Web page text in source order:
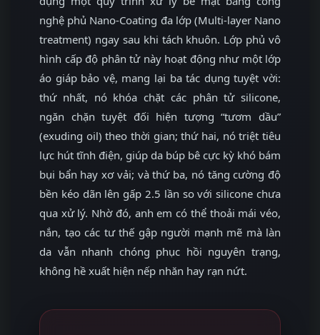
nghệ phủ Nano-Coating đa lớp (Multi-layer Nano
treatment) ngay sau khi tách khuôn. Lớp phủ vô
hình cấp độ phân tử này hoạt động như một lớp
áo giáp bảo vệ, mang lại ba tác dụng tuyệt vời:
thứ nhất, nó khóa chặt các phân tử silicone,
ngăn chặn tuyệt đối hiện tượng “tươm dầu”
(exuding oil) theo thời gian; thứ hai, nó triệt tiêu
lực hút tĩnh điện, giúp da búp bê cực kỳ khó bám
bụi bẩn hay xơ vải; và thứ ba, nó tăng cường độ
bền kéo dãn lên gấp 2.5 lần so với silicone chưa
qua xử lý. Nhờ đó, anh em có thể thoải mái véo,
nắn, tạo các tư thế gập người mạnh mẽ mà làn
da vẫn nhanh chóng phục hồi nguyên trạng,
không hề xuất hiện nếp nhăn hay rạn nứt.